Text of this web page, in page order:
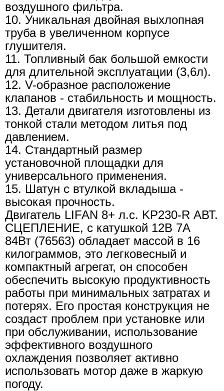
воздушного фильтра.
10. Уникальная двойная выхлопная
труба в увеличенном корпусе
глушителя.
11. Топливный бак большой емкости
для длительной эксплуатации (3,6л).
12. V-образное расположение
клапанов - стабильность и мощность.
13. Детали двигателя изготовлены из
тонкой стали методом литья под
давлением.
14. Стандартный размер
установочной площадки для
универсального применения.
15. Шатун с втулкой вкладыша -
высокая прочность.
Двигатель LIFAN 8+ л.с. KP230-R АВТ.
СЦЕПЛЕНИЕ, с катушкой 12В 7А
84Вт (76563) обладает массой в 16
килограммов, это легковесный и
компактный агрегат, он способен
обеспечить высокую продуктивность
работы при минимальных затратах и
потерях. Его простая конструкция не
создаст проблем при установке или
при обслуживании, использование
эффективного воздушного
охлаждения позволяет активно
использовать мотор даже в жаркую
погоду.